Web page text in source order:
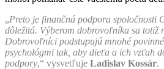
„Preto je finančná podpora spoločnosti
dôležitá. Výberom dobrovoľníka sa totiž
Dobrovoľníci podstupujú mnohé
psychológmi tak, aby dieťa a ich vzťah
podpory,“ vysvetľuje Ladislav Kossár.